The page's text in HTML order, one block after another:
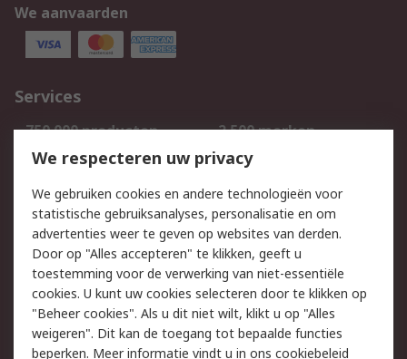
We aanvaarden
Services
750.000 producten
2.500 merken
Bestellen
Inkoopoplossingen
Track & Trace
Wettelijk
Cookiebeleid
Email veiligheid
Privacybeleid
Websitevoorwaarden
Algemene
We respecteren uw privacy
We gebruiken cookies en andere technologieën voor
statistische gebruiksanalyses, personalisatie en om
advertenties weer te geven op websites van derden.
Door op "Alles accepteren" te klikken, geeft u
toestemming voor de verwerking van niet-essentiële
cookies. U kunt uw cookies selecteren door te klikken op
"Beheer cookies". Als u dit niet wilt, klikt u op "Alles
weigeren". Dit kan de toegang tot bepaalde functies
beperken. Meer informatie vindt u in ons cookiebeleid